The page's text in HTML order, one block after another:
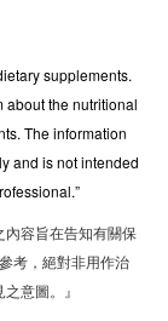
supplements.
about the nutritional
The information
and is not intended
內容旨在告知有關保
考，絕對非用作治
意圖。』